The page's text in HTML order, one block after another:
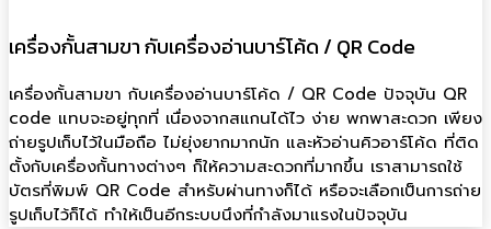
เครื่องกั้นสามขา กับเครื่องอ่านบาร์โค้ด / QR Code
เครื่องกั้นสามขา กับเครื่องอ่านบาร์โค้ด / QR Code ปัจจุบัน QR
code แทบจะอยู่ทุกที่ เนื่องจากสแกนได้ไว ง่าย พกพาสะดวก เพียง
ถ่ายรูปเก็บไว้ในมือถือ ไม่ยุ่งยากมากนัก และหัวอ่านคิวอาร์โค้ด ที่ติด
ตั้งกับเครื่องกั้นทางต่างๆ ก็ให้ความสะดวกที่มากขึ้น เราสามารถใช้
บัตรที่พิมพ์ QR Code สำหรับผ่านทางก็ได้ หรือจะเลือกเป็นการถ่าย
รูปเก็บไว้ก็ได้ ทำให้เป็นอีกระบบนึงที่กำลังมาแรงในปัจจุบัน